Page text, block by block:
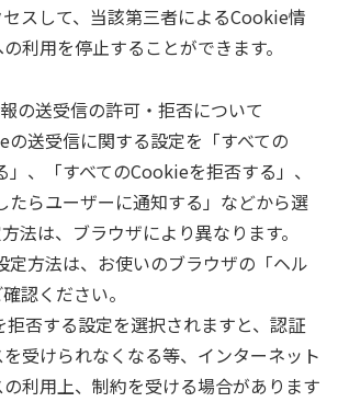
スして、当該第三者によるCookie情
利用を停止することができます。
の送受信の許可・拒否について
送受信に関する設定を「すべての
、「すべてのCookieを拒否する」、
たらユーザーに通知する」などから選
法は、ブラウザにより異なります。
方法は、お使いのブラウザの「ヘル
認ください。
否する設定を選択されますと、認証
受けられなくなる等、インターネット
の利用上、制約を受ける場合があります